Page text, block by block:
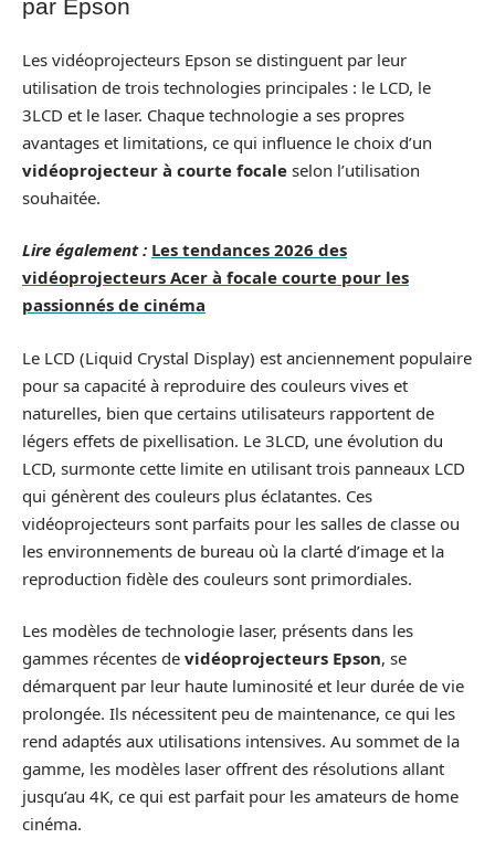
par Epson
Les vidéoprojecteurs Epson se distinguent par leur
utilisation de trois technologies principales : le LCD, le
3LCD et le laser. Chaque technologie a ses propres
avantages et limitations, ce qui influence le choix d’un
vidéoprojecteur à courte focale selon l’utilisation
souhaitée.
Lire également : Les tendances 2026 des
vidéoprojecteurs Acer à focale courte pour les
passionnés de cinéma
Le LCD (Liquid Crystal Display) est anciennement populaire
pour sa capacité à reproduire des couleurs vives et
naturelles, bien que certains utilisateurs rapportent de
légers effets de pixellisation. Le 3LCD, une évolution du
LCD, surmonte cette limite en utilisant trois panneaux LCD
qui génèrent des couleurs plus éclatantes. Ces
vidéoprojecteurs sont parfaits pour les salles de classe ou
les environnements de bureau où la clarté d’image et la
reproduction fidèle des couleurs sont primordiales.
Les modèles de technologie laser, présents dans les
gammes récentes de vidéoprojecteurs Epson, se
démarquent par leur haute luminosité et leur durée de vie
prolongée. Ils nécessitent peu de maintenance, ce qui les
rend adaptés aux utilisations intensives. Au sommet de la
gamme, les modèles laser offrent des résolutions allant
jusqu’au 4K, ce qui est parfait pour les amateurs de home
cinéma.